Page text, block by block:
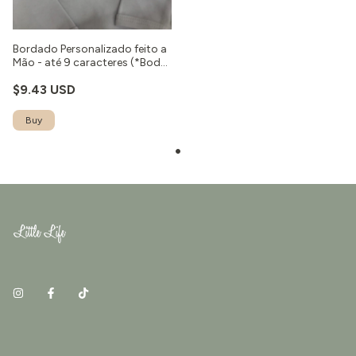
Bordado Personalizado feito a
Mão - até 9 caracteres (*Body
$9.43 USD